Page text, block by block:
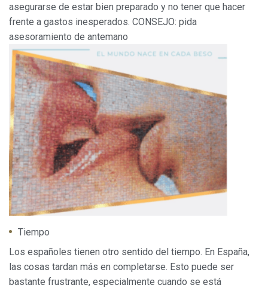
asegurarse de estar bien preparado y no tener que hacer
frente a gastos inesperados. CONSEJO: pida
asesoramiento de antemano
Tiempo
Los españoles tienen otro sentido del tiempo. En España,
las cosas tardan más en completarse. Esto puede ser
bastante frustrante, especialmente cuando se está